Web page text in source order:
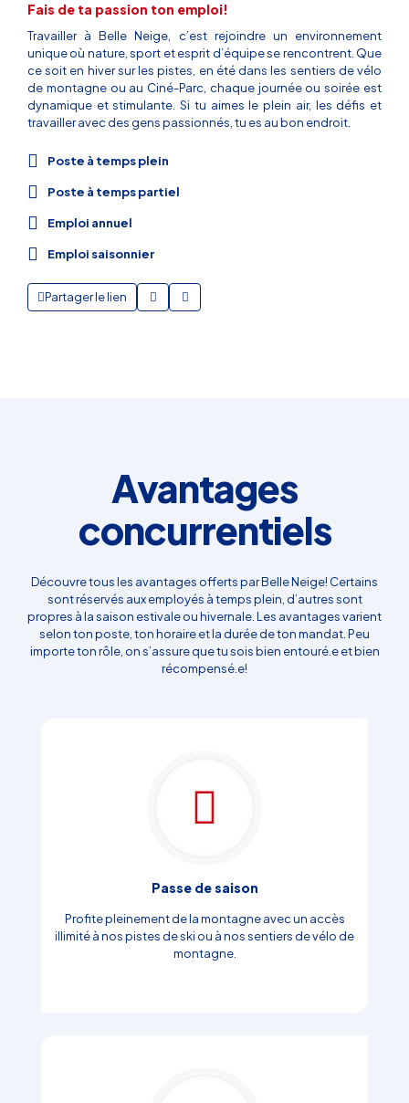
Fais de ta passion ton emploi!
Travailler à Belle Neige, c’est rejoindre un environnement
unique où nature, sport et esprit d’équipe se rencontrent. Que
ce soit en hiver sur les pistes, en été dans les sentiers de vélo
de montagne ou au Ciné-Parc, chaque journée ou soirée est
dynamique et stimulante. Si tu aimes le plein air, les défis et
travailler avec des gens passionnés, tu es au bon endroit.
Poste à temps plein
Poste à temps partiel
Emploi annuel
Emploi saisonnier
Partager le lien
Avantages
concurrentiels
Découvre tous les avantages offerts par Belle Neige! Certains
sont réservés aux employés à temps plein, d’autres sont
propres à la saison estivale ou hivernale. Les avantages varient
selon ton poste, ton horaire et la durée de ton mandat. Peu
importe ton rôle, on s’assure que tu sois bien entouré.e et bien
récompensé.e!
Passe de saison
Profite pleinement de la montagne avec un accès
illimité à nos pistes de ski ou à nos sentiers de vélo de
montagne.